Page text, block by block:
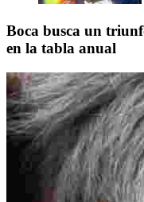
Boca busca un
en la tabla anual